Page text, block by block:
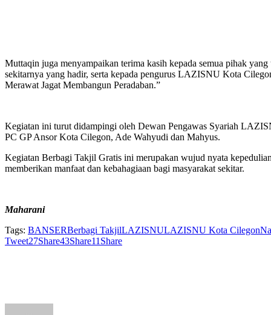
Muttaqin juga menyampaikan terima kasih kepada semua pihak
sekitarnya yang hadir, serta kepada pengurus LAZISNU Kota
Merawat Jagat Membangun Peradaban.”
Kegiatan ini turut didampingi oleh Dewan Pengawas Syariah
PC GP Ansor Kota Cilegon, Ade Wahyudi dan Mahyus.
Kegiatan Berbagi Takjil Gratis ini merupakan wujud nyata
memberikan manfaat dan kebahagiaan bagi masyarakat sekitar.
Maharani
Tags: BANSERBerbagi TakjilLAZISNULAZISNU Kota Cilegon
Tweet27Share43Share11 Share